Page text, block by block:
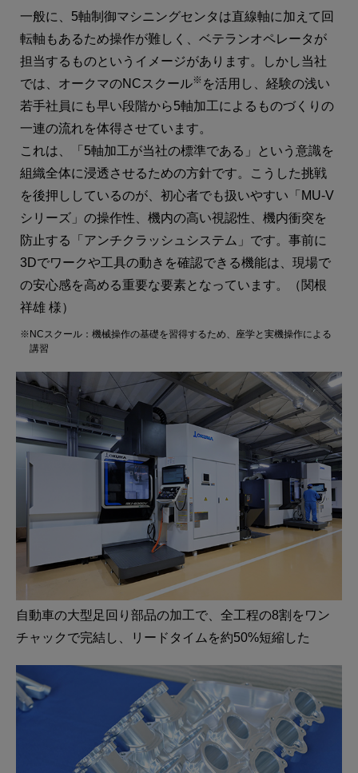
一般に、5軸制御マシニングセンタは直線軸に加えて回
転軸もあるため操作が難しく、ベテランオペレータが
担当するものというイメージがあります。しかし当社
では、オークマのNCスクール※ を活用し、経験の浅い
若手社員にも早い段階から5軸加工によるものづくりの
一連の流れを体得させています。
これは、「5軸加工が当社の標準である」という意識を
組織全体に浸透させるための方針です。こうした挑戦
を後押ししているのが、初心者でも扱いやすい「MU-V
シリーズ」の操作性、機内の高い視認性、機内衝突を
防止する「アンチクラッシュシステム」です。事前に
3Dでワークや工具の動きを確認できる機能は、現場で
の安心感を高める重要な要素となっています。（関根
祥雄 様）
※NCスクール：機械操作の基礎を習得するため、座学と実機操作による
講習
自動車の大型足回り部品の加工で、全工程の8割をワン
チャックで完結し、リードタイムを約50%短縮した